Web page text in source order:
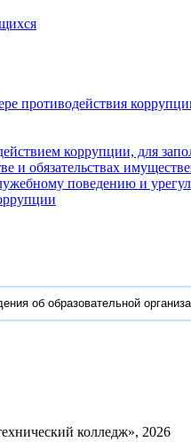
противодействия
коррупции, для
и обязательствах
поведению и
об образовательной
колледж», 2026